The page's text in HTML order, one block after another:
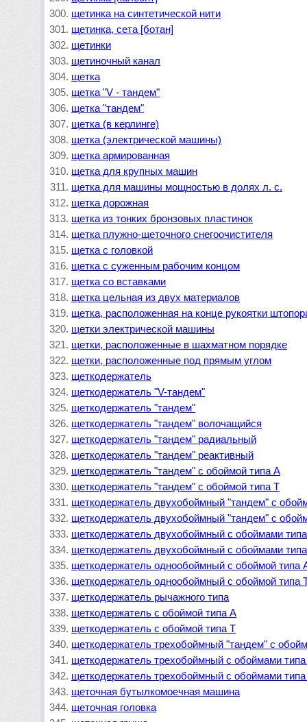
щетинка на синтетической нити
щетинка, сета [ботан]
щетинки
щетиночный канал
щетка
щетка "V - тандем"
щетка "тандем"
щетка (в керлинге)
щетка (электрической машины)
щетка армированная
щетка для крупных машин
щетка для машины мощностью в долях л. с.
щетка дорожная
щетка из тонких бронзовых пластинок
щетка плужно-щеточного снегоочистителя
щетка с головкой
щетка с суженным рабочим концом
щетка со вставками
щетка цельная из двух материалов
щетка, расположенная на конце рукоятки
щетки электрической машины
щетки, расположенные в шахматном порядке
щетки, расположенные под прямым углом
щеткодержатель
щеткодержатель "V-тандем"
щеткодержатель "тандем"
щеткодержатель "тандем" волочащийся
щеткодержатель "тандем" радиальный
щеткодержатель "тандем" реактивный
щеткодержатель "тандем" с обоймой типа А
щеткодержатель "тандем" с обоймой типа Т
щеткодержатель двухобоймный "тандем" с
щеткодержатель двухобоймный "тандем" с
щеткодержатель двухобоймный с обоймами
щеткодержатель двухобоймный с обоймами
щеткодержатель однообоймный с обоймой типа
щеткодержатель однообоймный с обоймой типа
щеткодержатель рычажного типа
щеткодержатель с обоймой типа А
щеткодержатель с обоймой типа Т
щеткодержатель трехобоймный "тандем" с
щеткодержатель трехобоймный с обоймами
щеткодержатель трехобоймный с обоймами
щеточная бутылкомоечная машина
щеточная головка